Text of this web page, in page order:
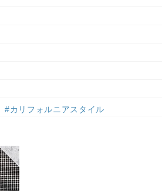
#カリフォルニアスタイル